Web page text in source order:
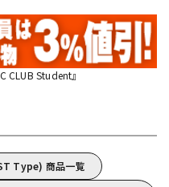
CLUB Student』
Type) 商品一覧